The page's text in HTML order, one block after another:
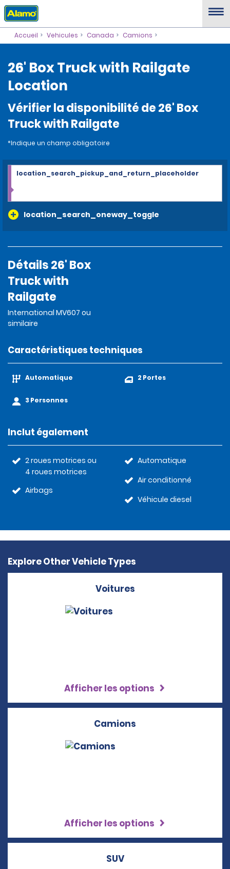
Accueil Vehicules Canada Camions
26' Box Truck with Railgate
Location
Vérifier la disponibilité de 26' Box
Truck with Railgate
*Indique un champ obligatoire
location_search_oneway_toggle
location_search_pickup_and_return_placeholder
Détails 26' Box
Truck with
Railgate
International MV607 ou
similaire
Caractéristiques techniques
Automatique
3 Personnes
2 Portes
Inclut également
2 roues motrices ou
4 roues motrices
Airbags
Automatique
Air conditionné
Véhicule diesel
Explore Other Vehicle Types
Voitures
Afficher les options
Camions
Afficher les options
SUV